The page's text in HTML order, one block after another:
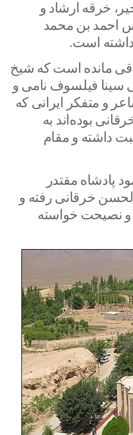
خرقه ارشاد و
احمد بن محمد
است.
مانده است که شیخ
سینا فیلسوف نامی و
و متفکر ایرانی که
بوده‌اند به
داشته و مقام
پادشاه مقتدر
خرقانی رفته و
نصیحت خواسته